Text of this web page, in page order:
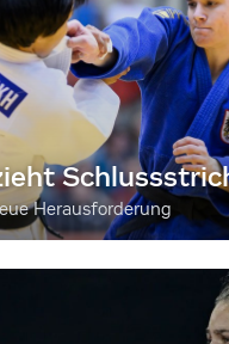
Herausforderung